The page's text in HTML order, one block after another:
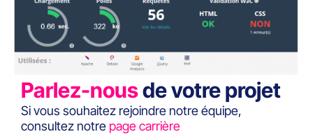
Parlez-nousde votre projet
Si vous souhaitez rejoindre notre équipe,
consultez notre page carrière